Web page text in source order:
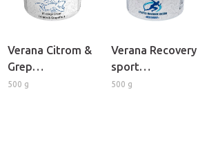
Verana Citrom &
Grep
masszázskrém
500 g
Verana Recovery
sport
masszázskrém
500 g